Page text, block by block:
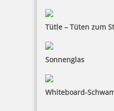
Tütle – Tüten zum
Sonnenglas
Whiteboard-
Jetzt gestalten